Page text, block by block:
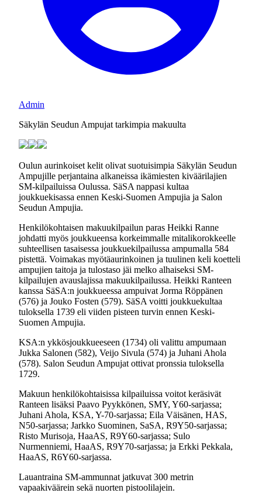
Admin
Säkylän Seudun Ampujat tarkimpia makuulta
Oulun aurinkoiset kelit olivat suotuisimpia Säkylän Seudun
Ampujille perjantaina alkaneissa ikämiesten kiväärilajien
SM-kilpailuissa Oulussa. SäSA nappasi kultaa
joukkuekisassa ennen Keski-Suomen Ampujia ja Salon
Seudun Ampujia.
Henkilökohtaisen makuukilpailun paras Heikki Ranne
johdatti myös joukkueensa korkeimmalle mitalikorokkeelle
suhteellisen tasaisessa joukkuekilpailussa ampumalla 584
pistettä. Voimakas myötäaurinkoinen ja tuulinen keli koetteli
ampujien taitoja ja tulostaso jäi melko alhaiseksi SM-
kilpailujen avauslajissa makuukilpailussa. Heikki Ranteen
kanssa SäSA:n joukkueessa ampuivat Jorma Röppänen
(576) ja Jouko Fosten (579). SäSA voitti joukkuekultaa
tuloksella 1739 eli viiden pisteen turvin ennen Keski-
Suomen Ampujia.
KSA:n ykkösjoukkueeseen (1734) oli valittu ampumaan
Jukka Salonen (582), Veijo Sivula (574) ja Juhani Ahola
(578). Salon Seudun Ampujat ottivat pronssia tuloksella
1729.
Makuun henkilökohtaisissa kilpailuissa voitot keräsivät
Ranteen lisäksi Paavo Pyykkönen, SMY, Y60-sarjassa;
Juhani Ahola, KSA, Y-70-sarjassa; Eila Väisänen, HAS,
N50-sarjassa; Jarkko Suominen, SaSA, R9Y50-sarjassa;
Risto Murisoja, HaaAS, R9Y60-sarjassa; Sulo
Nurmenniemi, HaaAS, R9Y70-sarjassa; ja Erkki Pekkala,
HaaAS, R6Y60-sarjassa.
Lauantraina SM-ammunnat jatkuvat 300 metrin
vapaakiväärein sekä nuorten pistoolilajein.